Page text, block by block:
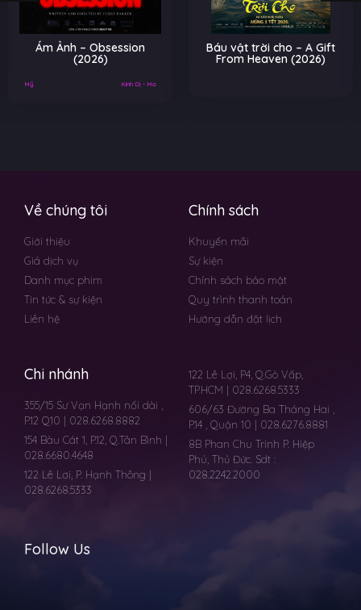
Ám Ảnh – Obsession
(2026)
Mỹ Kinh Dị - Ma
Báu vật trời cho – A Gift
From Heaven (2026)
Về chúng tôi
Giới thiệu
Giá dịch vụ
Danh mục phim
Tin tức & sự kiện
Liên hệ
Chính sách
Khuyến mãi
Sự kiện
Chính sách bảo mật
Quy trình thanh toán
Hướng dẫn đặt lịch
Chi nhánh
355/15 Sư Vạn Hạnh nối dài ,
P.12 Q10 | 028.6268.8882
154 Bàu Cát 1, P.12, Q.Tân Bình |
028.6680.4648
122 Lê Lơi, P. Hạnh Thông |
028.6268.5333
122 Lê Lợi, P4, Q.Gò Vấp,
TP.HCM | 028.6268.5333
606/63 Đường Ba Tháng Hai ,
P.14 , Quận 10 | 028.6276.8881
8B Phan Chu Trinh P. Hiệp
Phú, Thủ Đức. Sdt :
028.2242.2000
Follow Us